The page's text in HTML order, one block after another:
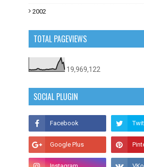
2002
TOTAL PAGEVIEWS
19,969,122
SOCIAL PLUGIN